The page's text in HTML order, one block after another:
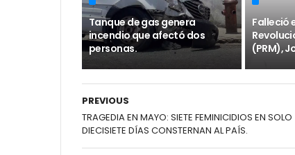
Tanque de gas genera
incendio que afectó dos
personas.
Falleció
(PRM),
PREVIOUS
TRAGEDIA EN MAYO: SIETE FEMINICIDIOS EN SOLO
DIECISIETE DÍAS CONSTERNAN AL PAÍS.